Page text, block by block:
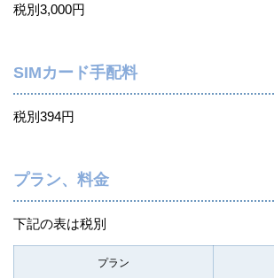
税別3,000円
SIMカード手配料
税別394円
プラン、料金
下記の表は税別
プラン